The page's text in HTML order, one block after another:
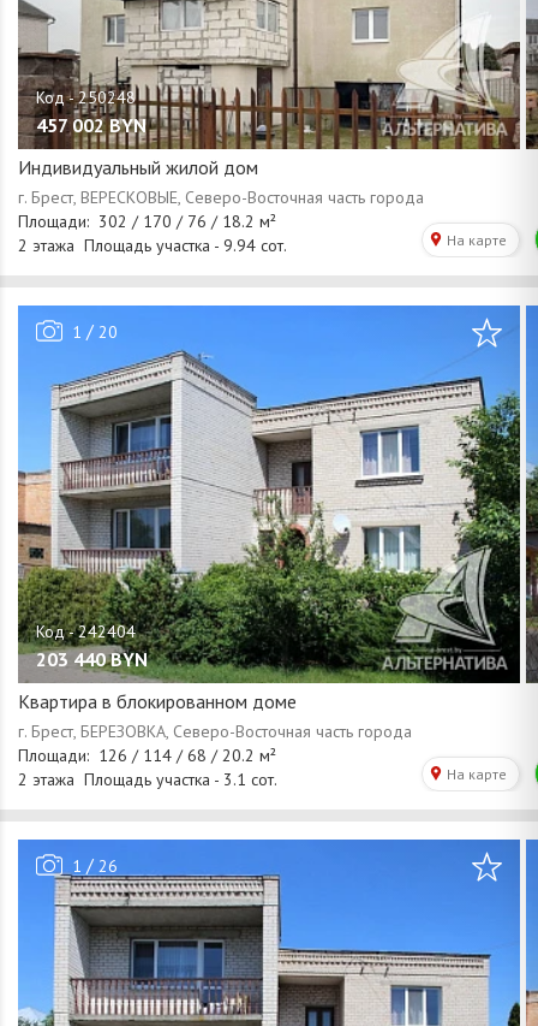
457 002 BYN
Индивидуальный жилой дом
1 / 20
203 440 BYN
Квартира в блокированном доме
1 / 26